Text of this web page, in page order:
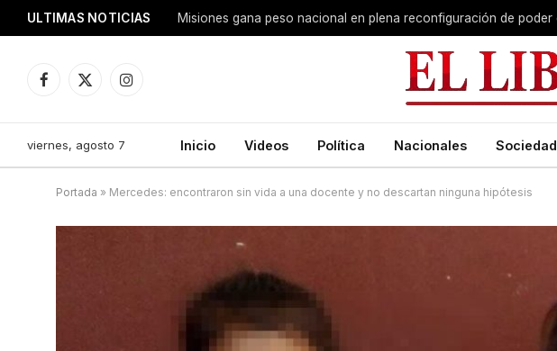
ULTIMAS NOTICIAS
Facebook
X
Instagram
viernes, agosto 7 Inicio Videos Política Nacionales Sociedad
Portada » Mercedes: encontraron sin vida a una docente y no descartan ninguna hipótesis